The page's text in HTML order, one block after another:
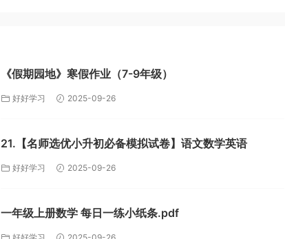
《假期园地》寒假作业（7-9年级）
好好学习 2025-09-26
21.【名师选优小升初必备模拟试卷】语文数学英语
好好学习 2025-09-26
一年级上册数学 每日一练小纸条.pdf